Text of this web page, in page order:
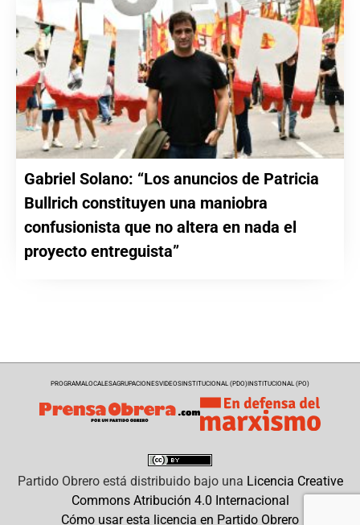
Gabriel Solano: “Los anuncios de Patricia
Bullrich constituyen una maniobra
confusionista que no altera en nada el
proyecto entreguista”
PROGRAMALOCALESAGRUPACIONESVIDEOSINSTITUCIONAL (PDO)INSTITUCIONAL (PO)
Partido Obreroestá distribuido bajo una Licencia Creative
Commons Atribución 4.0 Internacional
Cómo usar esta licencia en Partido Obrero